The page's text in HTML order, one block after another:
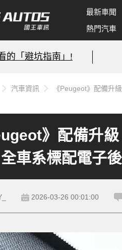
最新車聞
熱門汽車
的「避坑指南」!
汽車資訊 《Peugeot》配備升
》配備升
車系標配電子
2026-03-26 00:01:00